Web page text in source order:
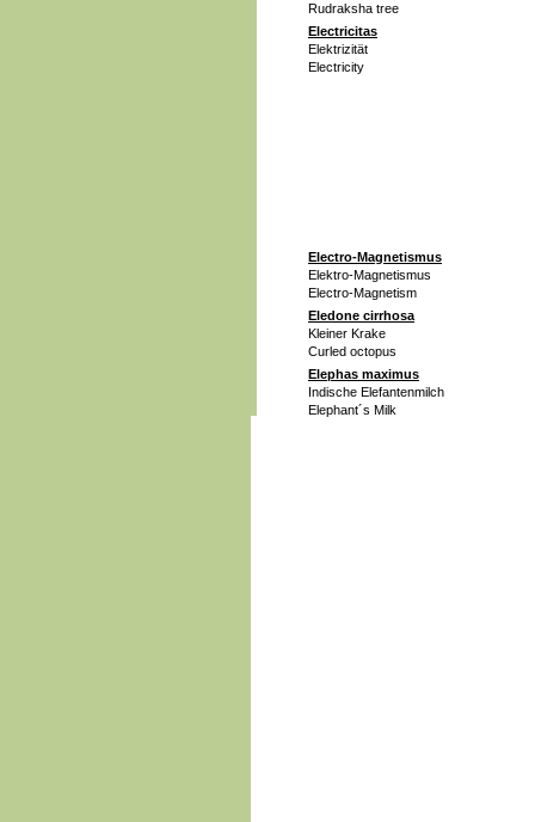
Rudraksha tree
Electricitas
Elektrizität
Electricity
Electro-Magnetismus
Elektro-Magnetismus
Electro-Magnetism
Eledone cirrhosa
Kleiner Krake
Curled octopus
Elephas maximus
Indische Elefantenmilch
Elephant´s Milk